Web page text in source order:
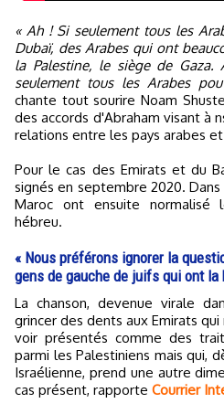
« Ah ! Si seulement tous les
Dubaï, des Arabes qui ont
la Palestine, le siège de
seulement tous les Arabes
chante tout sourire Noam
des accords d'Abraham visant à
relations entre les pays arabes
Pour le cas des Emirats et du
signés en septembre 2020.
Maroc ont ensuite normalisé
hébreu.
« Nous préférons ignorer la
gens de gauche de juifs qui ont la
La chanson, devenue virale dans le monde arabe, a fait
grincer des dents aux Emirats
voir présentés comme des
parmi les Palestiniens mais qui,
Israélienne, prend une autre
cas présent, rapporte Courrier